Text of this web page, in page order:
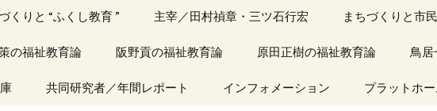
くりと “ふくし教育 ” 主宰／田村禎章・三ツ石行宏 まちづくりと市
アーカイブ（１）
の福祉教育論
ブ（１）
阪野貢の福祉教育論
アーカイブ（１）
原田正樹の福祉教育論
アーカイブ（１）
鳥居
ア
共同研究者／年間レポート インフォメーション プラットホ